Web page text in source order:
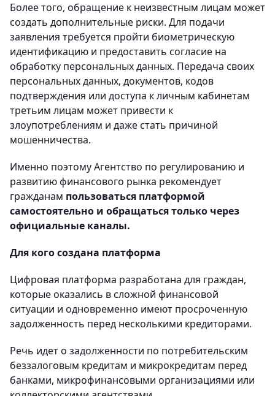
Более того, обращение к неизвестным лицам может
создать дополнительные риски. Для подачи
заявления требуется пройти биометрическую
идентификацию и предоставить согласие на
обработку персональных данных. Передача своих
персональных данных, документов, кодов
подтверждения или доступа к личным кабинетам
третьим лицам может привести к
злоупотреблениям и даже стать причиной
мошенничества.
Именно поэтому Агентство по регулированию и
развитию финансового рынка рекомендует
гражданам пользоваться платформой
самостоятельно и обращаться только через
официальные каналы.
Для кого создана платформа
Цифровая платформа разработана для граждан,
которые оказались в сложной финансовой
ситуации и одновременно имеют просроченную
задолженность перед несколькими кредиторами.
Речь идет о задолженности по потребительским
беззалоговым кредитам и микрокредитам перед
банками, микрофинансовыми организациями или